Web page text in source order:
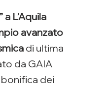
L’Aquila
avanzato
di ultima
da GAIA
dei